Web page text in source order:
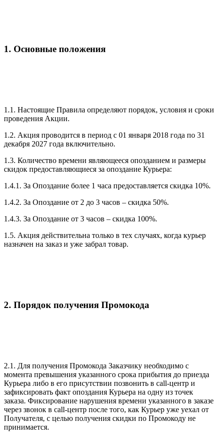
1. Основные положения
1.1. Настоящие Правила определяют порядок, условия и сроки
проведения Акции.
1.2. Акция проводится в период с 01 января 2018 года по 31
декабря 2027 года включительно.
1.3. Количество времени являющееся опозданием и размеры
скидок предоставляющиеся за опоздание Курьера:
1.4.1. За Опоздание более 1 часа предоставляется скидка 10%.
1.4.2. За Опоздание от 2 до 3 часов – скидка 50%.
1.4.3. За Опоздание от 3 часов – скидка 100%.
1.5. Акция действительна только в тех случаях, когда курьер
назначен на заказ и уже забрал товар.
2. Порядок получения Промокода
2.1. Для получения Промокода Заказчику необходимо с
момента превышения указанного срока прибытия до приезда
Курьера либо в его присутствии позвонить в call-центр и
зафиксировать факт опоздания Курьера на одну из точек
заказа. Фиксирование нарушения времени указанного в заказе
через звонок в call-центр после того, как Курьер уже уехал от
Получателя, с целью получения скидки по Промокоду не
принимается.